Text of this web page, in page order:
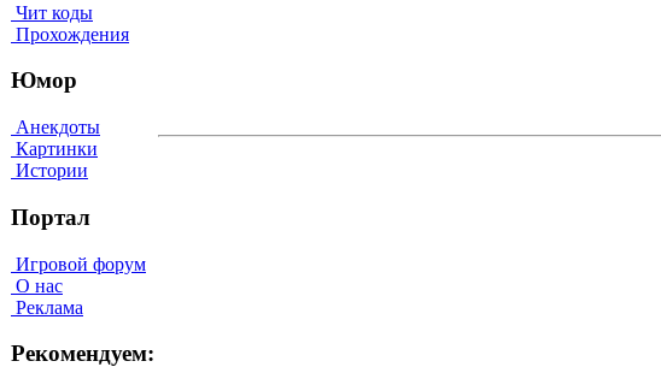
Чит коды
Прохождения
Юмор
Анекдоты
Картинки
Истории
Портал
Игровой форум
О нас
Реклама
Рекомендуем: